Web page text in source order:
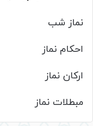
نماز شب
احکام نماز
ارکان نماز
مبطلات نماز